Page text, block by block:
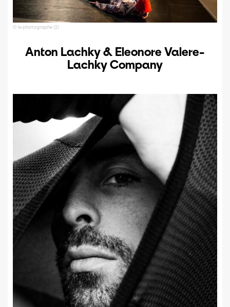
© le photographe (2)
Anton Lachky & Eleonore Valere-
Lachky Company